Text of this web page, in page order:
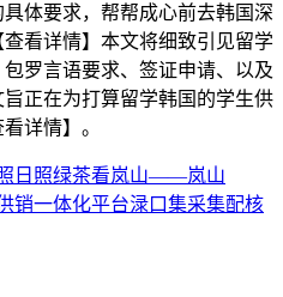
体要求，帮帮成心前去韩国深
看详情】本文将细致引见留学
罗言语要求、签证申请、以及
正在为打算留学韩国的学生供
详情】。
日照绿茶看岚山——岚山
销一体化平台渌口集采集配核